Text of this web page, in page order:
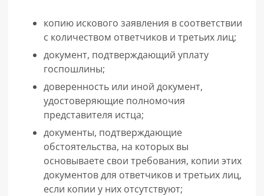
копию искового заявления в соответствии
с количеством ответчиков и третьих лиц;
документ, подтверждающий уплату
госпошлины;
доверенность или иной документ,
удостоверяющие полномочия
представителя истца;
документы, подтверждающие
обстоятельства, на которых вы
основываете свои требования, копии этих
документов для ответчиков и третьих лиц,
если копии у них отсутствуют;